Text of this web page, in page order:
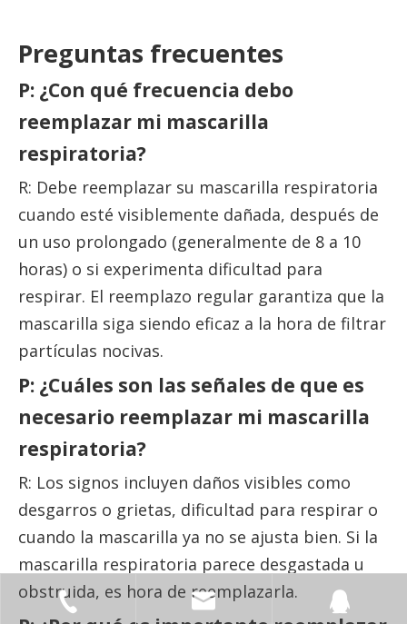
Preguntas frecuentes
P: ¿Con qué frecuencia debo
reemplazar mi mascarilla
respiratoria?
R: Debe reemplazar su mascarilla respiratoria
cuando esté visiblemente dañada, después de
un uso prolongado (generalmente de 8 a 10
horas) o si experimenta dificultad para
respirar. El reemplazo regular garantiza que la
mascarilla siga siendo eficaz a la hora de filtrar
partículas nocivas.
P: ¿Cuáles son las señales de que es
necesario reemplazar mi mascarilla
respiratoria?
R: Los signos incluyen daños visibles como
desgarros o grietas, dificultad para respirar o
cuando la mascarilla ya no se ajusta bien. Si la
mascarilla respiratoria parece desgastada u
obstruida, es hora de reemplazarla.